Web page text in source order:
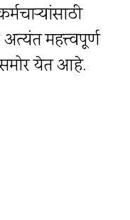
महत्त्वपूर्ण
येत आहे.